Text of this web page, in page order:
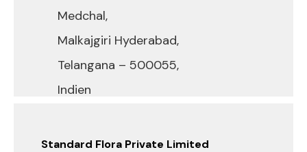
Medchal,
Malkajgiri Hyderabad,
Telangana – 500055,
Indien
Standard Flora Private Limited